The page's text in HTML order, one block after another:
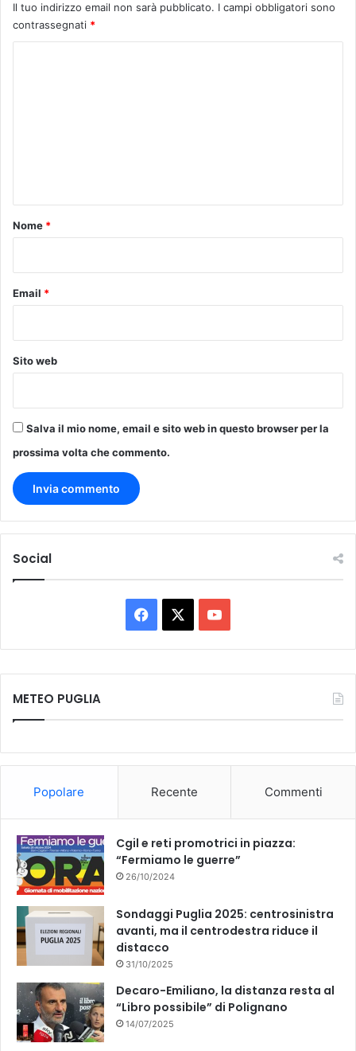
Il tuo indirizzo email non sarà pubblicato. I campi obbligatori sono
contrassegnati *
o
Nome *
Email *
Sito web
Salva il mio nome, email e sito web in questo browser per la
prossima volta che commento.
Social
Facebook You
Tube
METEO PUGLIA
Popolare Recente Commenti
Cgil e reti promotrici in piazza:
“Fermiamo le guerre”
26/10/2024
Sondaggi Puglia 2025: centrosinistra
avanti, ma il centrodestra riduce il
distacco
31/10/2025
Decaro-Emiliano, la distanza resta al
“Libro possibile” di Polignano
14/07/2025